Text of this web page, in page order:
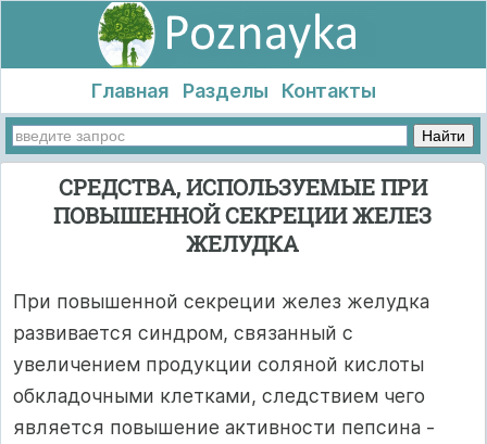
Главная Разделы Контакты
СРЕДСТВА, ИСПОЛЬЗУЕМЫЕ ПРИ
ПОВЫШЕННОЙ СЕКРЕЦИИ ЖЕЛЕЗ
ЖЕЛУДКА
При повышенной секреции желез желудка
развивается синдром, связанный с
увеличением продукции соляной кислоты
обкладочными клетками, следствием чего
является повышение активности пепсина -